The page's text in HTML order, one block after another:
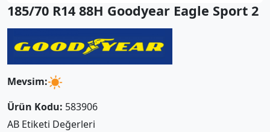
185/70 R14 88H Goodyear Eagle Sport 2
Mevsim:
Ürün Kodu: 583906
AB Etiketi Değerleri